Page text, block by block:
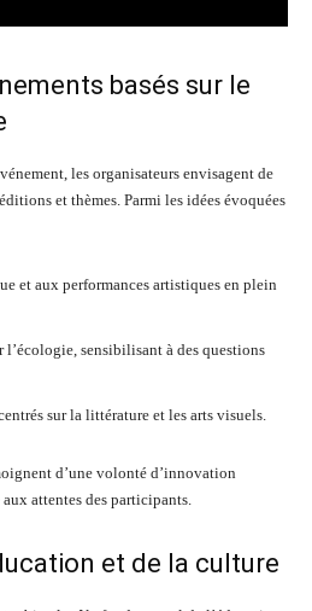
basés sur le
les organisateurs envisagent de
et thèmes. Parmi les idées évoquées
et aux performances artistiques en plein
l’écologie, sensibilisant à des questions
sur la littérature et les arts visuels.
d’une volonté d’innovation
attentes des participants.
et de la culture